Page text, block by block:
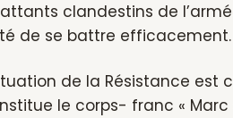
clandestins de
de se battre efficacement.
de la Résistance
le corps- franc «